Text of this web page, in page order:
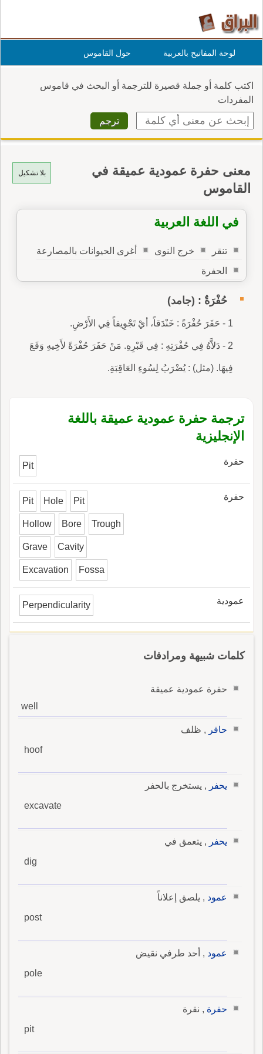
لوحة المفاتيح بالعربية حول القاموس
اكتب كلمة أو جملة قصيرة للترجمة أو البحث في قاموس
المفردات
بلا تشكيل
معنى حفرة عمودية عميقة في
القاموس
في اللغة العربية
تنقر خرج النوى
أغرى الحيوانات بالمصارعة
الحفرة
حُفْرَةٌ : (جامد)
1 - حَفَرَ حُفْرَةً : خَنْدَقاً، أيْ تَجْوِيفاً فِي الأَرْضِ.
2 - دَلاَّهُ فِي حُفْرَتِهِ : فِي قَبْرِهِ. مَنْ حَفَرَ حُفْرَةً لأَخِيهِ وَقَعَ
فِيهَا. (مثل) : يُضْرَبُ لِسُوءِ العَاقِبَةِ.
ترجمة حفرة عمودية عميقة باللغة
الإنجليزية
حفرة Pit
حفرة Pit Hole Pit
Hollow Bore Trough
Grave Cavity
Excavation Fossa
عمودية Perpendicularity
كلمات شبيهة ومرادفات
حفرة عمودية عميقة
well
حافر , ظلف
hoof
يحفر , يستخرج بالحفر
excavate
يحفر , يتعمق في
dig
عمود , يلصق إعلاناً
post
عمود , أحد طرفي نقيض
pole
حفرة , نقرة
pit